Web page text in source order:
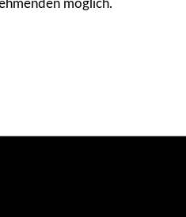
möglich.